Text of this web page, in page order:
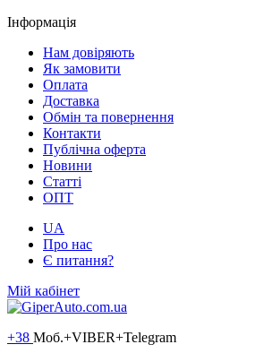
Інформація
Нам довіряють
Як замовити
Оплата
Доставка
Обмін та повернення
Контакти
Публічна оферта
Новини
Статті
ОПТ
UA
Про нас
Є питання?
Мій кабінет
+38 Моб.+VIBER+Telegram